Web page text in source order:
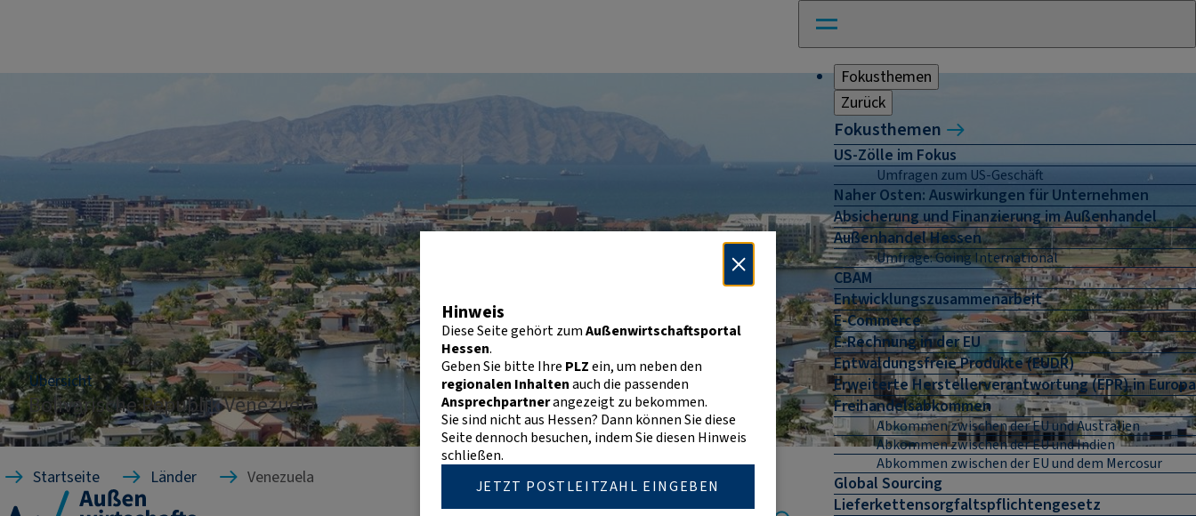
Fokusthemen
Zurück
Fokusthemen
US-Zölle im Fokus
Umfragen zum US-Geschäft
Naher Osten: Auswirkungen für Unternehmen
Absicherung und Finanzierung im Außenhandel
Außenhandel Hessen
Umfrage: Going International
CBAM
Entwicklungszusammenarbeit
E-Commerce
E-Rechnung in der EU
Entwaldungsfreie Produkte (EUDR)
Erweiterte Herstellerverantwortung (EPR) in Europa
Freihandelsabkommen
Abkommen zwischen der EU und Australien
Abkommen zwischen der EU und Indien
Abkommen zwischen der EU und dem Mercosur
Global Sourcing
Lieferkettensorgfaltspflichtengesetz
Übersicht
Bolivarische Republik Venezuela
Startseite Länder Venezuela
Hinweis
Diese Seite gehört zumAußenwirtschaftsportal
Hessen.
Geben Sie bitte Ihre PLZein, um neben den
regionalen Inhaltenauch die passenden
Ansprechpartnerangezeigt zu bekommen.
Sie sind nicht aus Hessen? Dann können Sie diese
Seite dennoch besuchen, indem Sie diesen Hinweis
schließen.
JETZT POSTLEITZAHL EINGEBEN